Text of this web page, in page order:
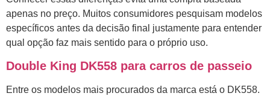
apenas no preço. Muitos consumidores pesquisam modelos
específicos antes da decisão final justamente para entender
qual opção faz mais sentido para o próprio uso.
Double King DK558 para carros de passeio
Entre os modelos mais procurados da marca está o DK558.